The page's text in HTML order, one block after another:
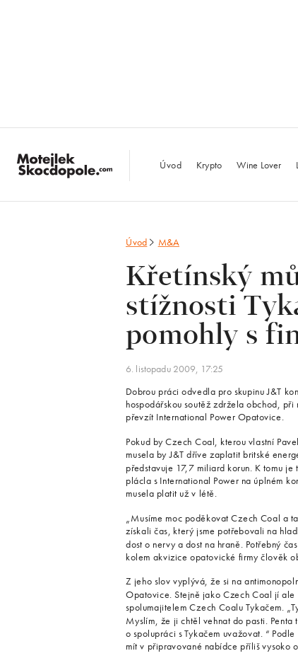
Úvod Krypto Wine Lover
Úvod M&A
Křetínský
stížnosti
pomohly s
6. listopadu 2009, 17:25
Dobrou práci odvedla pro skupinu J&T
hospodářskou soutěž zdržela obchod,
převzít International Power Opatovice.
Pokud by Czech Coal, kterou vlastní
musela by J&T dříve zaplatit britské
představuje 17,7 miliard korun. K tomu
plácla s International Power na úplném
musela platit už v létě.
„Musíme moc poděkovat Czech Coal a
získali čas, který jsme potřebovali na
dost o nervy a dost na hraně. Potřebný
kolem akvizice opatovické firmy člověk
Z jeho slov vyplývá, že si na
Opatovice. Stejně jako Czech Coal jí ale
spolumajitelem Czech Coalu Tykačem.
Myslím, že ji chtěl vehnat do pasti.
o spolupráci s Tykačem uvažovat. “
mít v připravované nabídce příliš vysoko